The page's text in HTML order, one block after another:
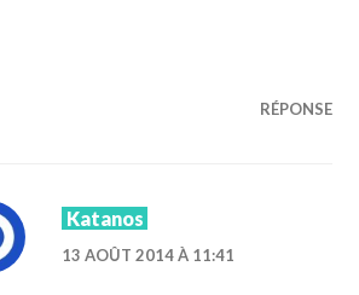
RÉPONSE
Katanos
13 AOÛT 2014 À 11:41